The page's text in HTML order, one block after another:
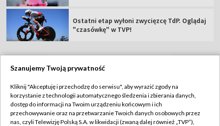
Ostatni etap wyłoni zwycięzcę TdP. Oglądaj
"czasówkę" w TVP!
Abonament TVP
Sklep TVP
Regulamin TVP
Polityka prywatności
Szanujemy Twoją prywatność
Kliknij "Akceptuję i przechodzę do serwisu", aby wyrazić zgody na
korzystanie z technologii automatycznego śledzenia i zbierania danych,
dostęp do informacji na Twoim urządzeniu końcowym i ich
przechowywanie oraz na przetwarzanie Twoich danych osobowych przez
nas, czyli Telewizję Polską S.A. w likwidacji (zwaną dalej również „TVP”),